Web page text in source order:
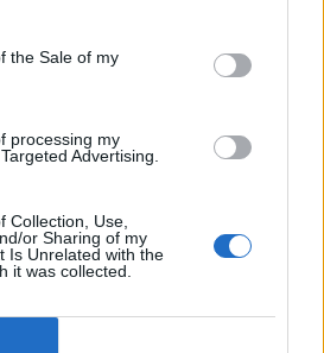
the Sale of my
processing my
Advertising.
Collection, Use,
or Sharing of my
Is Unrelated with the
it was collected.
νόσου των λεγεωναρίων